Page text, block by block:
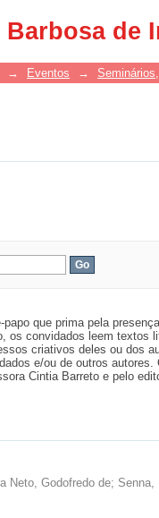
de
→ Eventos →
que prima pela
os convidados leem textos
criativos deles ou dos
e/ou de outros
Cintia Barreto e pelo
Neto, Godofredo de; Senna,